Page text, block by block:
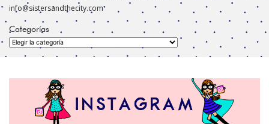
info@sistersandthecity.com
Categorías
Categorías